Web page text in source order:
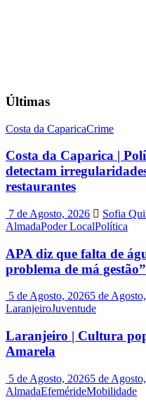
Últimas
Costa da CaparicaCrime
Costa da Caparica |
detectam
restaurantes
7 de Agosto, 2026
Sofia
AlmadaPoder LocalPolítica
APA diz que falta de
problema de má gestão”
5 de Agosto, 20265 de
LaranjeiroJuventude
Laranjeiro | Cultura
Amarela
5 de Agosto, 20265 de
AlmadaEfemérideMobilidade